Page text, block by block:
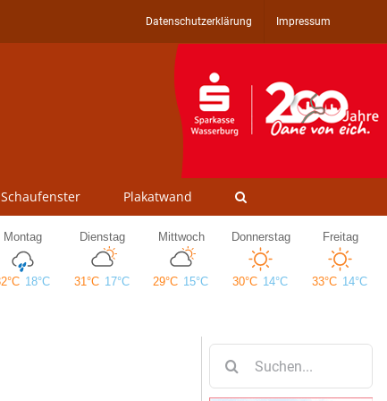
Datenschutzerklärung Impressum
Schaufenster Plakatwand
nach: